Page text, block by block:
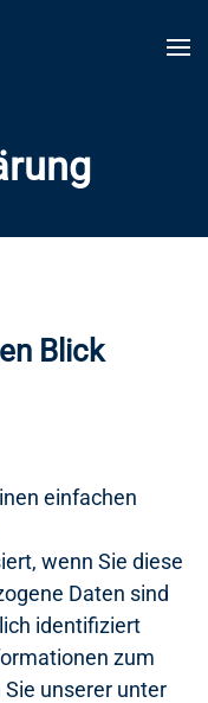
Blick
einfachen
wenn Sie diese
Daten sind
identifiziert
zum
unserer unter